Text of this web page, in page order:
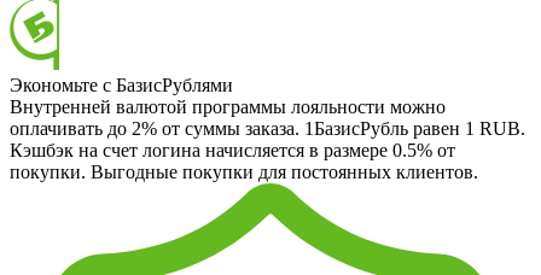
Экономьте с БазисРублями
Внутренней валютой программы лояльности можно
оплачивать до 2% от суммы заказа. 1БазисРубль равен 1 RUB.
Кэшбэк на счет логина начисляется в размере 0.5% от
покупки. Выгодные покупки для постоянных клиентов.